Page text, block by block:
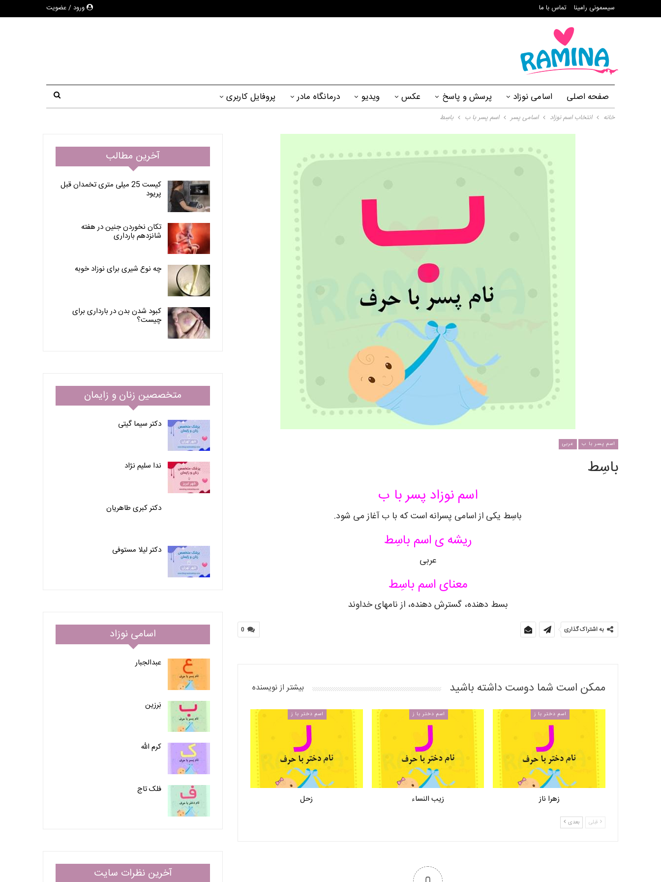
ورود / عضویت سیسمونی رامینا تماس با ما
صفحه اصلی اسامی نوزاد پرسش و پاسخ عکس ویدیو درمانگاه مادر پروفایل کاربری
خانه انتخاب اسم نوزاد اسامی پسر اسم پسر با ب باسِط
اسم پسر با ب عربی
باسِط
اسم نوزاد پسر با ب
باسِط یکی از اسامی پسرانه است که با ب آغاز می شود.
ریشه ی اسم باسِط
عربی
معنای اسم باسِط
بسط دهنده، گسترش دهنده، از نامهای خداوند
0 به اشتراک گذاری
ممکن است شما دوست داشته باشید بیشتر از نویسنده
اسم دختر با ز
زهرا ناز
اسم دختر با ز
زیب النساء
اسم دختر با ز
زحل
قبلی بعدی
آخرین مطالب
کیست 25 میلی متری تخمدان قبل
پریود
تکان نخوردن جنین در هفته
شانزدهم بارداری
چه نوع شیری برای نوزاد خوبه
کبود شدن بدن در بارداری برای
چیست؟
متخصصین زنان و زایمان
دکتر سیما گیتی
ندا سلیم نژاد
دکتر کبری طاهریان
دکتر لیلا مستوفی
اسامی نوزاد
عبدالجبار
بَرزین
کرم الله
فلک تاج
آخرین نظرات سایت